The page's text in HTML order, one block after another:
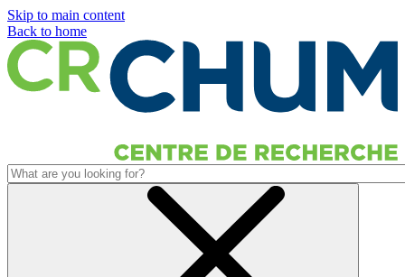
Skip to main content
Back to home